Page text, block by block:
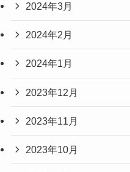
2024年3月
2024年2月
2024年1月
2023年12月
2023年11月
2023年10月